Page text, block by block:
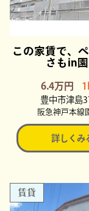
この家賃で、
さもin園
6.4万円
豊中市津島3
阪急神戸本線
詳しくみ
賃貸